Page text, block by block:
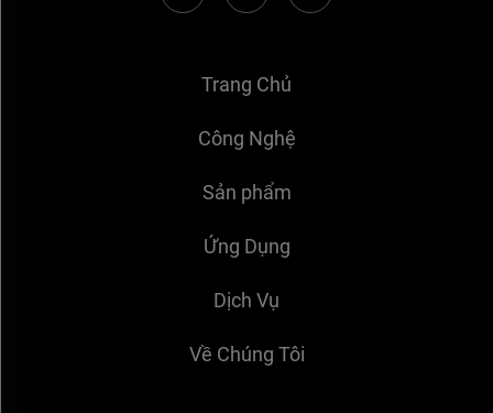
Trang Chủ
Công Nghệ
Sản phẩm
Ứng Dụng
Dịch Vụ
Về Chúng Tôi